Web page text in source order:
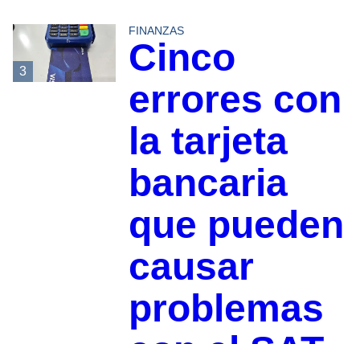
3
FINANZAS
Cinco
errores con
la tarjeta
bancaria
que pueden
causar
problemas